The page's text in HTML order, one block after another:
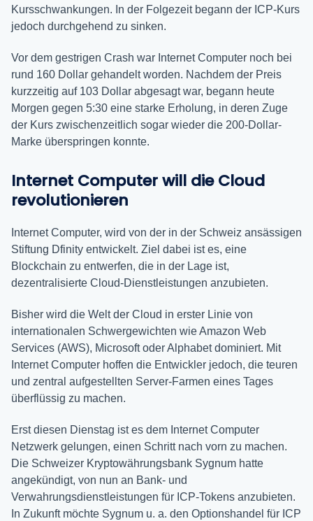
Kursschwankungen. In der Folgezeit begann der ICP-Kurs
jedoch durchgehend zu sinken.
Vor dem gestrigen Crash war Internet Computer noch bei
rund 160 Dollar gehandelt worden. Nachdem der Preis
kurzzeitig auf 103 Dollar abgesagt war, begann heute
Morgen gegen 5:30 eine starke Erholung, in deren Zuge
der Kurs zwischenzeitlich sogar wieder die 200-Dollar-
Marke überspringen konnte.
Internet Computer will die Cloud
revolutionieren
Internet Computer, wird von der in der Schweiz ansässigen
Stiftung Dfinity entwickelt. Ziel dabei ist es, eine
Blockchain zu entwerfen, die in der Lage ist,
dezentralisierte Cloud-Dienstleistungen anzubieten.
Bisher wird die Welt der Cloud in erster Linie von
internationalen Schwergewichten wie Amazon Web
Services (AWS), Microsoft oder Alphabet dominiert. Mit
Internet Computer hoffen die Entwickler jedoch, die teuren
und zentral aufgestellten Server-Farmen eines Tages
überflüssig zu machen.
Erst diesen Dienstag ist es dem Internet Computer
Netzwerk gelungen, einen Schritt nach vorn zu machen.
Die Schweizer Kryptowährungsbank Sygnum hatte
angekündigt, von nun an Bank- und
Verwahrungsdienstleistungen für ICP-Tokens anzubieten.
In Zukunft möchte Sygnum u. a. den Optionshandel für ICP